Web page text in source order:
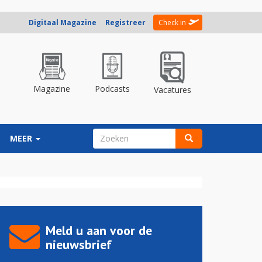
Digitaal Magazine Registreer Check in
Magazine Podcasts Vacatures
MEER ZOEKVELD
Meld u aan voor de
nieuwsbrief